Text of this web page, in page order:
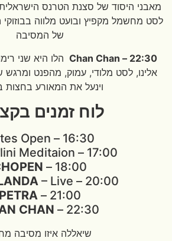
מאבני היסוד של סצנת הטרנס
לסט מחשמל מקפיץ ובועט מלווה
של המסיבה
22:30 – Chan Chan
הלו היא שני
אלינו, לסט מלודי, עמוק, מהפנט
וינעל את המאורע בחצות
לוח זמנים
16:30 – Gates Open
17:00 – Kundalini Meditaion
18:00 –
20:00 –
– Live
21:00 –
PETRA
22:30 –
שיאללה איזו מסיבה